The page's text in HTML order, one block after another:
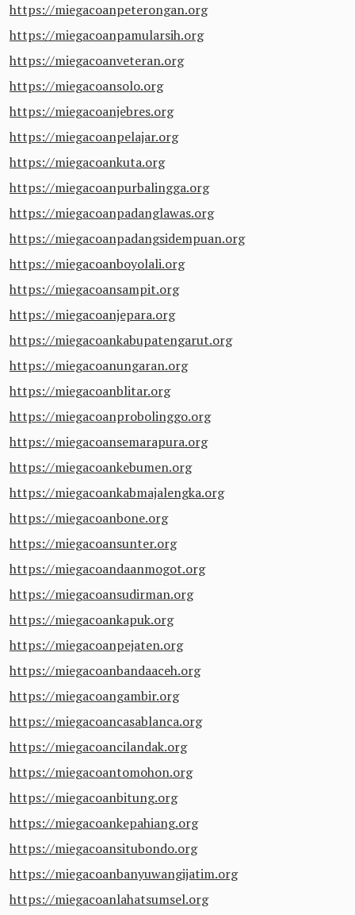
https://miegacoanpeterongan.org
https://miegacoanpamularsih.org
https://miegacoanveteran.org
https://miegacoansolo.org
https://miegacoanjebres.org
https://miegacoanpelajar.org
https://miegacoankuta.org
https://miegacoanpurbalingga.org
https://miegacoanpadanglawas.org
https://miegacoanpadangsidempuan.org
https://miegacoanboyolali.org
https://miegacoansampit.org
https://miegacoanjepara.org
https://miegacoankabupatengarut.org
https://miegacoanungaran.org
https://miegacoanblitar.org
https://miegacoanprobolinggo.org
https://miegacoansemarapura.org
https://miegacoankebumen.org
https://miegacoankabmajalengka.org
https://miegacoanbone.org
https://miegacoansunter.org
https://miegacoandaanmogot.org
https://miegacoansudirman.org
https://miegacoankapuk.org
https://miegacoanpejaten.org
https://miegacoanbandaaceh.org
https://miegacoangambir.org
https://miegacoancasablanca.org
https://miegacoancilandak.org
https://miegacoantomohon.org
https://miegacoanbitung.org
https://miegacoankepahiang.org
https://miegacoansitubondo.org
https://miegacoanbanyuwangijatim.org
https://miegacoanlahatsumsel.org